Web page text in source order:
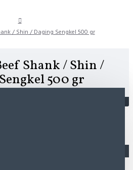
any products to compare.
/ Shin / Daging Sengkel 500 gr
Shank / Shin /
500 gr